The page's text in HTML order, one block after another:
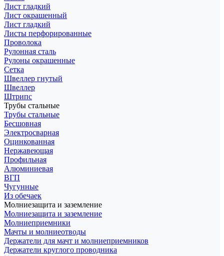
Лист гладкий
Лист окрашенный
Лист гладкий
Листы перфорированные
Проволока
Рулонная сталь
Рулоны окрашенные
Сетка
Швеллер гнутый
Швеллер
Штрипс
Трубы стальные
Трубы стальные
Бесшовная
Электросварная
Оцинкованная
Нержавеющая
Профильная
Алюминиевая
ВГП
Чугунные
Из обечаек
Молниезащита и заземление
Молниезащита и заземление
Молниеприемники
Мачты и молниеотводы
Держатели для мачт и молниеприемников
Держатели круглого проводника